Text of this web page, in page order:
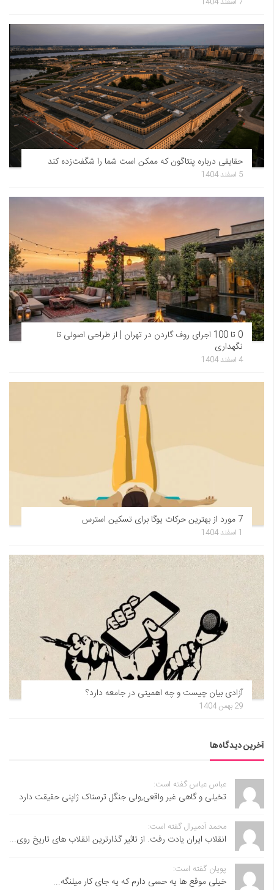
حقایقی درباره پنتاگون که ممکن است شما را شگفت‌زده کند
5 اسفند 1404
0 تا 100 اجرای روف گاردن در تهران | از طراحی اصولی تا
نگهداری
4 اسفند 1404
7 مورد از بهترین حرکات یوگا برای تسکین استرس
1 اسفند 1404
آزادی بیان چیست و چه اهمیتی در جامعه دارد؟
29 بهمن 1404
آخرین دیدگاه‌ها
عباس عباس گفته است:
تخیلی و گاهی غیر واقعی,ولی جنگل ترسناک ژاپنی حقیقت دارد
محمد آدمیرال گفته است:
انقلاب ایران یادت رفت. از تاثیر گذارترین انقلاب های تاریخ روی...
پویان گفته است:
خیلی موقع ها یه حسی دارم که یه جای کار میلنگه...